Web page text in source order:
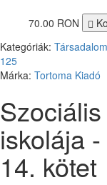
70.00 RON
Kategóriák:
125
Márka: Tortoma Kiadó
iskolája
14. kötet